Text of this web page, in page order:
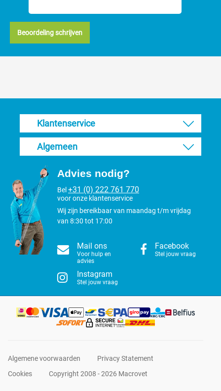
Beoordeling schrijven
Klantenservice
Algemeen
Advies nodig?
Bel +31 (0) 222 761 770
voor onze klantenservice
Wij zijn bereikbaar van maandag t/m vrijdag
van 8:30 tot 17:00
Mail ons
Voor hulp en
advies
Facebook
Stel jouw vraag
Instagram
Stel jouw vraag
Algemene voorwaarden
Privacy Statement
Cookies
Copyright 2008 - 2026 Macrovet